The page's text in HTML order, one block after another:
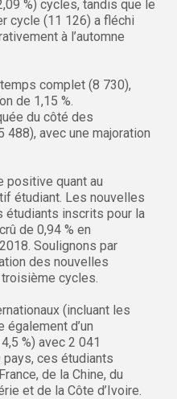
%) cycles, tandis que le
cycle (11 126) a fléchi
à l’automne
complet (8 730),
de 1,15 %.
du côté des
avec une majoration
positive quant au
étudiant. Les nouvelles
inscrits pour la
de 0,94 % en
Soulignons par
des nouvelles
cycles.
(incluant les
d’un
%) avec 2 041
ces étudiants
de la Chine, du
et de la Côte d’Ivoire.